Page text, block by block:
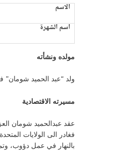
الاسم
اسم الشهرة
مولده ونشأته
ولد “عبد الحميد شومان” في قرية “بيت حنينا” من
مسيرته الاقتصادية
عقد عبدالحميد شومان
بالنهار في عمل دؤوب،